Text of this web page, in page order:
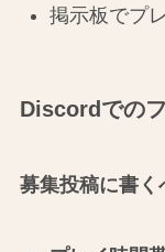
掲示板でプ
Discordでの
募集投稿に書く